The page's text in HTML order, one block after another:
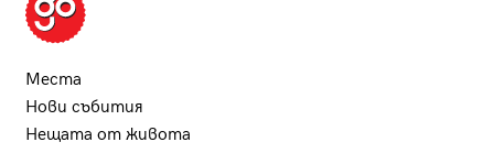
Места
Нови събития
Нещата от живота